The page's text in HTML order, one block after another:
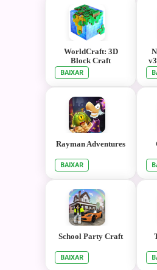
WorldCraft: 3D
Block Craft
BAIXAR
Rayman Adventures
BAIXAR
School Party Craft
BAIXAR